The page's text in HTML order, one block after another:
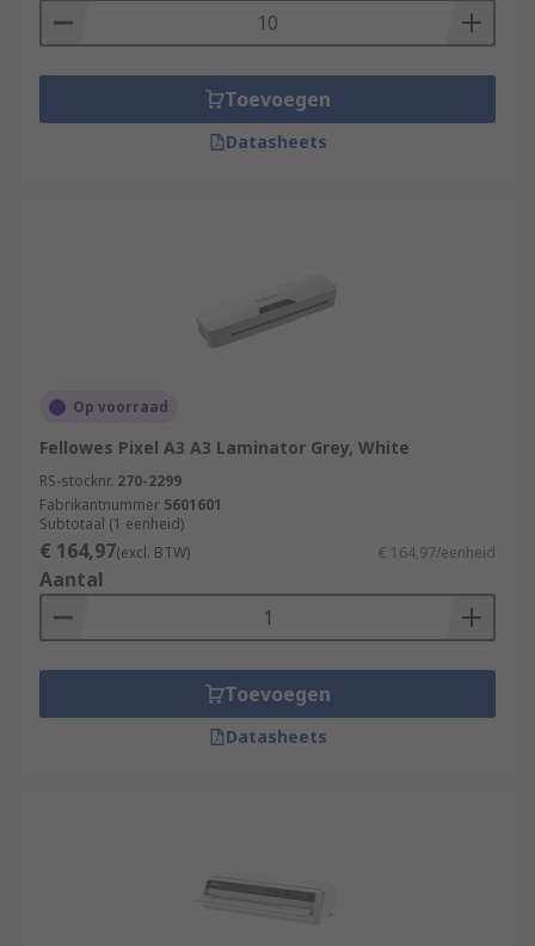
Toevoegen
Datasheets
Op voorraad
Fellowes Pixel A3 A3 Laminator Grey, White
RS-stocknr. 270-2299
Fabrikantnummer 5601601
Subtotaal (1 eenheid)
€ 164,97(excl. BTW) € 164,97/eenheid
Aantal
Toevoegen
Datasheets